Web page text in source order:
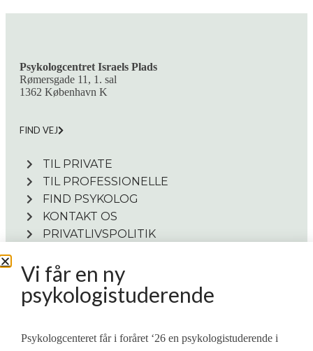
Psykologcentret Israels Plads
Rømersgade 11, 1. sal
1362 København K
FIND VEJ
TIL PRIVATE
TIL PROFESSIONELLE
FIND PSYKOLOG
KONTAKT OS
PRIVATLIVSPOLITIK
Medlem af
Vi får en ny
psykologistuderende
Psykologcenteret får i foråret ‘26 en psykologistuderende i